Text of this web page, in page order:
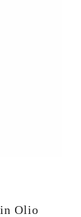
Olio